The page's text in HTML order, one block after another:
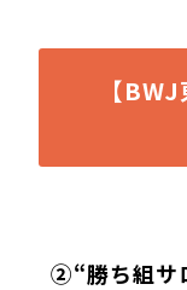
【
②“勝ち組サ